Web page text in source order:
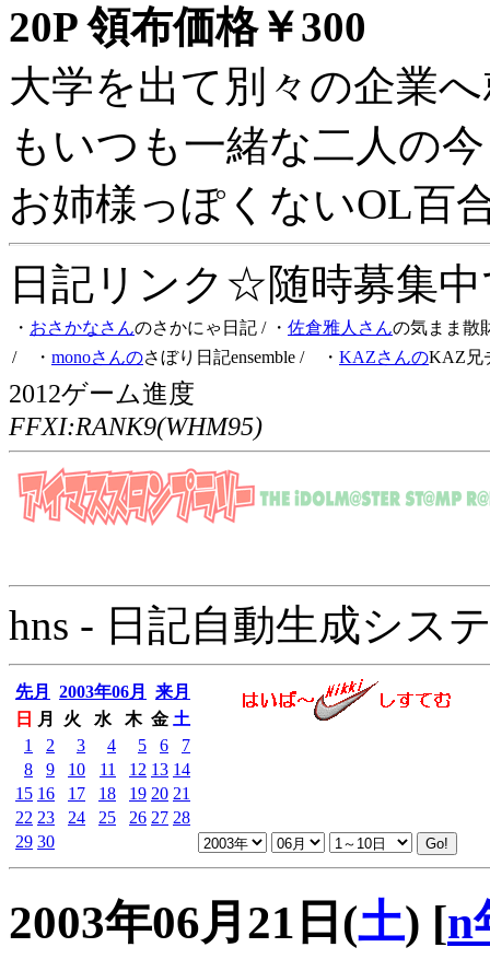
20P 領布価格￥300
大学を出て別々の企業
もいつも一緒な二人の
お姉様っぽくないOL百
日記リンク☆随時募集
・ おさかなさんのさかにゃ日記 / ・ 佐倉雅人さんの気まま散
/ ・ monoさんのさぼり日記ensemble / ・ KAZさんのKAZ兄
2012ゲーム進度
FFXI:RANK9(WHM95)
hns - 日記自動生成シス
先月 2003年06月
来月
日
月 火 水 木 金 土
1
2 3 4 5 6
7
8
9 10 11 12 13 14
15 16 17 18 19 20 21
22 23 24 25 26 27 28
29 30
2003年06月21日(土) [n